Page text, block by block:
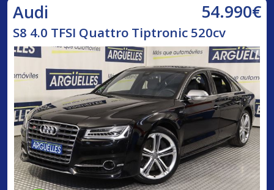
Audi 54.990€
S8 4.0 TFSI Quattro Tiptronic 520cv